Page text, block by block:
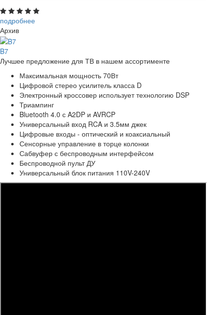
подробнее
Архив
B7
Лучшее предложение для ТВ в нашем ассортименте
Максимальная мощность 70Вт
Цифровой стерео усилитель класса D
Электронный кроссовер использует технологию DSP
Триампинг
Bluetooth 4.0 с A2DP и AVRCP
Универсальный вход RCA и 3.5мм джек
Цифровые входы - оптический и коаксиальный
Сенсорные управление в торце колонки
Сабвуфер с беспроводным интерфейсом
Беспроводной пульт ДУ
Универсальный блок питания 110V-240V